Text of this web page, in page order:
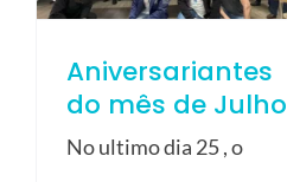
Aniversariantes
do mês de Julho
No ultimo dia 25 , o